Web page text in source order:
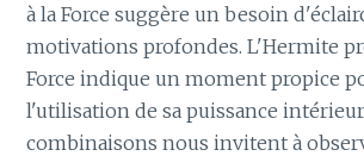
à la Force suggère un besoin
motivations profondes. L'Hermite
Force indique un moment propice
l'utilisation de sa puissance
combinaisons nous invitent à